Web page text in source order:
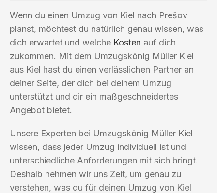
Wenn du einen Umzug von Kiel nach Prešov
planst, möchtest du natürlich genau wissen, was
dich erwartet und welche Kosten auf dich
zukommen. Mit dem Umzugskönig Müller Kiel
aus Kiel hast du einen verlässlichen Partner an
deiner Seite, der dich bei deinem Umzug
unterstützt und dir ein maßgeschneidertes
Angebot bietet.
Unsere Experten bei Umzugskönig Müller Kiel
wissen, dass jeder Umzug individuell ist und
unterschiedliche Anforderungen mit sich bringt.
Deshalb nehmen wir uns Zeit, um genau zu
verstehen, was du für deinen Umzug von Kiel